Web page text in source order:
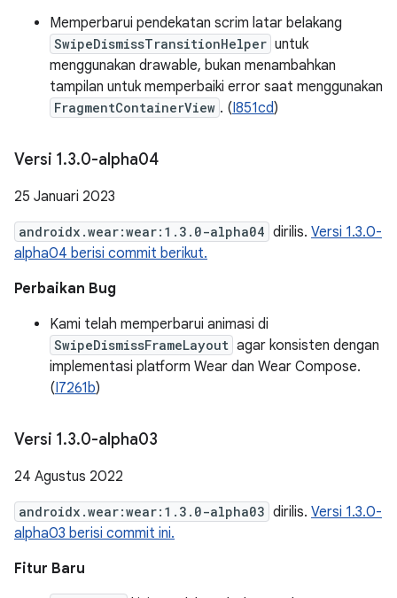
Memperbarui pendekatan scrim latar belakang
SwipeDismissTransitionHelper untuk
menggunakan drawable, bukan menambahkan
tampilan untuk memperbaiki error saat menggunakan
FragmentContainerView . (I851cd)
Versi 1.3.0-alpha04
25 Januari 2023
androidx.wear:wear:1.3.0-alpha04 dirilis. Versi 1.3.0-
alpha04 berisi commit berikut.
Perbaikan Bug
Kami telah memperbarui animasi di
SwipeDismissFrameLayout agar konsisten dengan
implementasi platform Wear dan Wear Compose.
(I7261b)
Versi 1.3.0-alpha03
24 Agustus 2022
androidx.wear:wear:1.3.0-alpha03 dirilis. Versi 1.3.0-
alpha03 berisi commit ini.
Fitur Baru